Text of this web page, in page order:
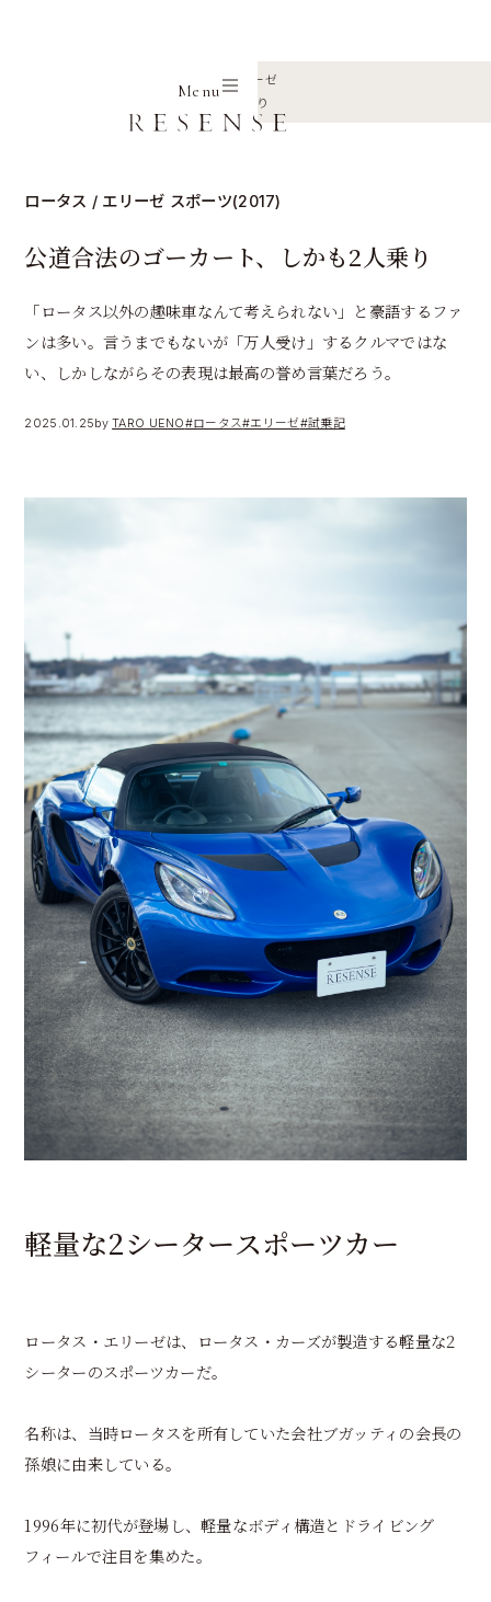
Menu
エリーゼ
公道合法のゴーカート、しかも2人乗り
ロータス / エリーゼ スポーツ(2017)
公道合法のゴーカート、しかも2人乗り
「ロータス以外の趣味車なんて考えられない」と豪語するファ
ンは多い。言うまでもないが「万人受け」するクルマではな
い、しかしながらその表現は最高の誉め言葉だろう。
2025.01.25byTARO UENO#ロータス#エリーゼ#試乗記
軽量な2シータースポーツカー
ロータス・エリーゼは、ロータス・カーズが製造する軽量な2
シーターのスポーツカーだ。
名称は、当時ロータスを所有していた会社ブガッティの会長の
孫娘に由来している。
1996年に初代が登場し、軽量なボディ構造とドライビング
フィールで注目を集めた。